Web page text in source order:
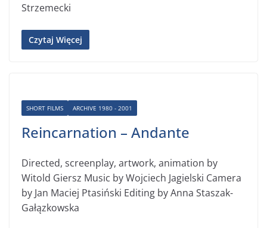
Strzemecki
Czytaj Więcej
SHORT FILMS ARCHIVE 1980 - 2001
Reincarnation – Andante
Directed, screenplay, artwork, animation by
Witold Giersz Music by Wojciech Jagielski Camera
by Jan Maciej Ptasiński Editing by Anna Staszak-
Gałązkowska